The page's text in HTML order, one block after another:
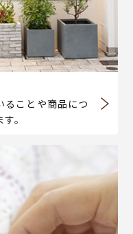
ることや商品につ
。